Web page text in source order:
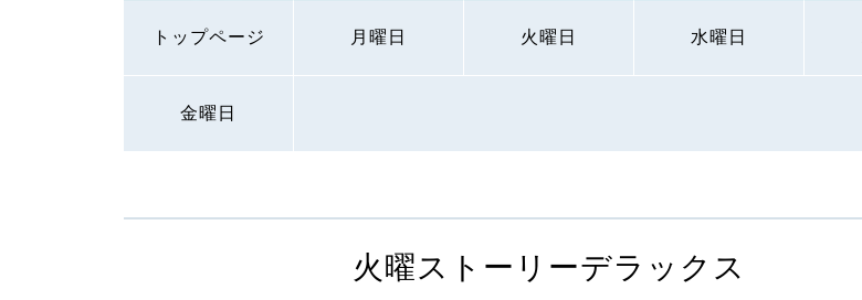
トップページ 月曜日 火曜日 水曜日
金曜日
火曜ストーリーデラックス